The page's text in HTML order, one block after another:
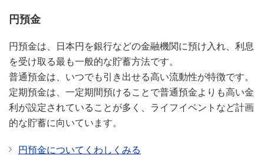
円預金
円預金は、日本円を銀行などの金融機関に預け入れ、利息
を受け取る最も一般的な貯蓄方法です。
普通預金は、いつでも引き出せる高い流動性が特徴です。
定期預金は、一定期間預けることで普通預金よりも高い金
利が設定されていることが多く、ライフイベントなど計画
的な貯蓄に向いています。
円預金についてくわしくみる